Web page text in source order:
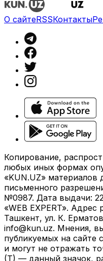
О сайтеRSSКонтакты
Копирование,
любых иных формах
«KUN.UZ» материалов
письменного
№0987. Дата выдачи:
«WEB EXPERT». Адрес
Ташкент, ул. К.
info@kun.uz. Мнения,
публикуемых на сайте
и могут не отражать
(T) — данный значок,